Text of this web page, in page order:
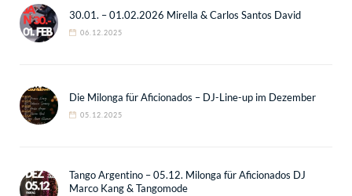
30.01. – 01.02.2026 Mirella & Carlos Santos David
06.12.2025
Die Milonga für Aficionados – DJ-Line-up im Dezember
05.12.2025
Tango Argentino – 05.12. Milonga für Aficionados DJ
Marco Kang & Tangomode